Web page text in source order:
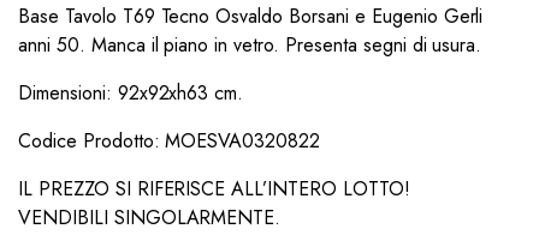
Base Tavolo T69 Tecno Osvaldo Borsani e Eugenio Gerli
anni 50. Manca il piano in vetro. Presenta segni di usura.
Dimensioni: 92x92xh63 cm.
Codice Prodotto: MOESVA0320822
IL PREZZO SI RIFERISCE ALL’INTERO LOTTO!
VENDIBILI SINGOLARMENTE.